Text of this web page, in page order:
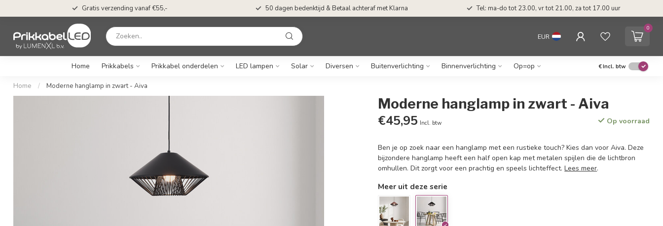
Gratis verzending vanaf €55,- 50 dagen bedenktijd & Betaal achteraf met Klarna Tel: ma-do tot 23.00, vr tot 21.00, za tot 17.00 uur
EUR
0
Home Prikkabels Prikkabel onderdelen LED lampen Solar Diversen Buitenverlichting Binnenverlichting Op=op €Incl. btw
Home / Moderne hanglamp in zwart - Aiva
Moderne hanglamp in zwart - Aiva
€45,95 Incl. btw Op voorraad
Ben je op zoek naar een hanglamp met een rustieke touch? Kies dan voor Aiva. Deze
bijzondere hanglamp heeft een half open kap met metalen spijlen die de lichtbron
omhullen. Dit zorgt voor een prachtig en speels lichteffect.Lees meer.
Meer uit deze serie